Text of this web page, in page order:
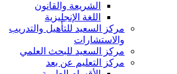
الشريعة والقانون
اللغة الإنجليزية
مركز السعيد للتأهيل والتدريب
والاستشارات
مركز السعيد للبحث العلمي
مركز التعليم عن بعد